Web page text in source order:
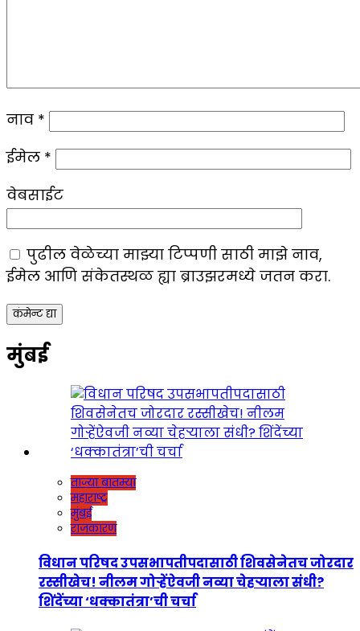
नाव *
ईमेल *
वेबसाईट
पुढील वेळेच्या माझ्या टिप्पणी साठी माझे नाव,
ईमेल आणि संकेतस्थळ ह्या ब्राउझरमध्ये जतन करा.
मुंबई
ताज्या बातम्या
महाराष्ट्र
मुंबई
राजकारण
विधान परिषद उपसभापतीपदासाठी शिवसेनेतच जोरदार
रस्सीखेच! नीलम गोऱ्हेंऐवजी नव्या चेहऱ्याला संधी?
शिंदेंच्या ‘धक्कातंत्रा’ची चर्चा